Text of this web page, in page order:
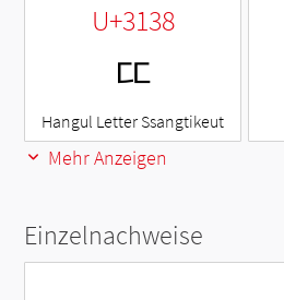
U+3138
ㄸ
Hangul Letter Ssangtikeut
Mehr Anzeigen
Einzelnachweise